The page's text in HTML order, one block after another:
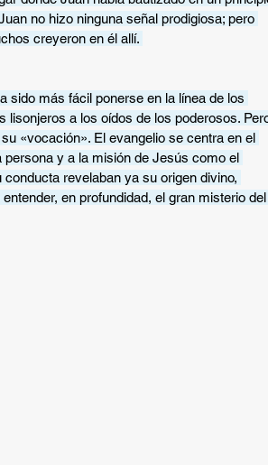
no hizo ninguna señal prodigiosa; pero
creyeron en él allí.
sido más fácil ponerse en la línea de los
lisonjeros a los oídos de los poderosos.
«vocación». El evangelio se centra en el
y a la misión de Jesús como el
revelaban ya su origen divino,
en profundidad, el gran misterio del